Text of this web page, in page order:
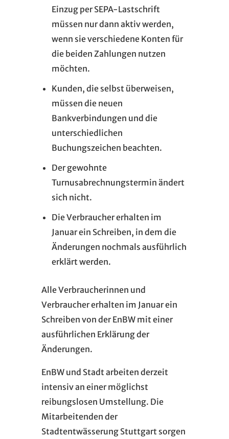
Einzug per SEPA-Lastschrift
müssen nur dann aktiv werden,
wenn sie verschiedene Konten für
die beiden Zahlungen nutzen
möchten.
Kunden, die selbst überweisen,
müssen die neuen
Bankverbindungen und die
unterschiedlichen
Buchungszeichen beachten.
Der gewohnte
Turnusabrechnungstermin ändert
sich nicht.
Die Verbraucher erhalten im
Januar ein Schreiben, in dem die
Änderungen nochmals ausführlich
erklärt werden.
Alle Verbraucherinnen und
Verbraucher erhalten im Januar ein
Schreiben von der EnBW mit einer
ausführlichen Erklärung der
Änderungen.
EnBW und Stadt arbeiten derzeit
intensiv an einer möglichst
reibungslosen Umstellung. Die
Mitarbeitenden der
Stadtentwässerung Stuttgart sorgen